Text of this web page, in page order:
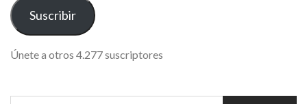
ELECTRÓNICO
Suscribir
Únete a otros 4.277 suscriptores